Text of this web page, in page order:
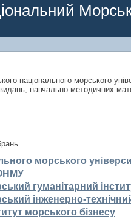
національного морського
навчально-методичних
морського
гуманітарний
інженерно-
морського бізнесу